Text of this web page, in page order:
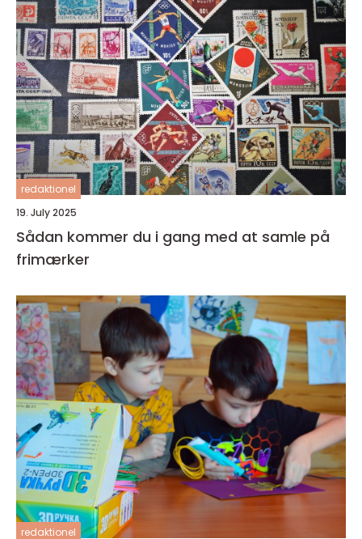
redaktionel
19. July 2025
Sådan kommer du i gang med at samle på
frimærker
redaktionel